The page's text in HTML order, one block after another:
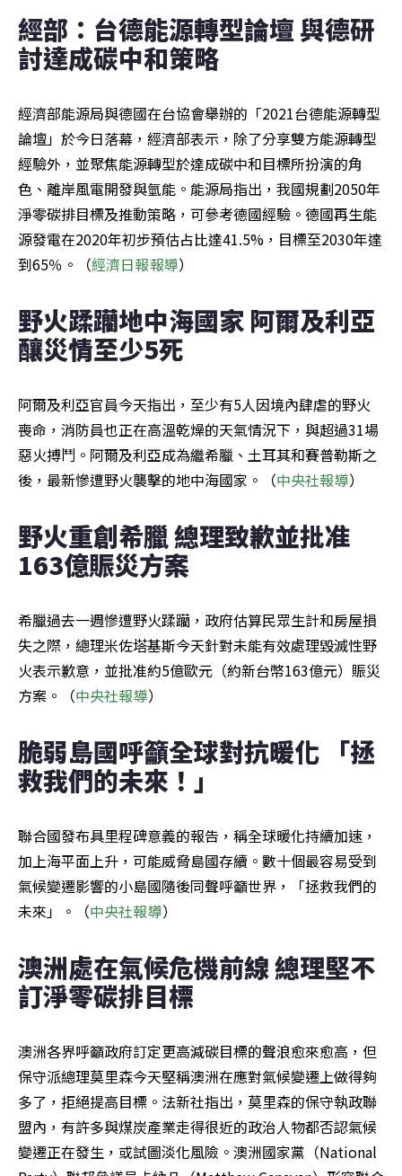
經部：台德能源轉型論壇 與德研
討達成碳中和策略
經濟部能源局與德國在台協會舉辦的「2021台德能源轉型
論壇」於今日落幕，經濟部表示，除了分享雙方能源轉型
經驗外，並聚焦能源轉型於達成碳中和目標所扮演的角
色、離岸風電開發與氫能。能源局指出，我國規劃2050年
淨零碳排目標及推動策略，可參考德國經驗。德國再生能
源發電在2020年初步預估占比達41.5%，目標至2030年達
到65％。（經濟日報報導）
野火蹂躪地中海國家 阿爾及利亞
釀災情至少5死
阿爾及利亞官員今天指出，至少有5人因境內肆虐的野火
喪命，消防員也正在高溫乾燥的天氣情況下，與超過31場
惡火搏鬥。阿爾及利亞成為繼希臘、土耳其和賽普勒斯之
後，最新慘遭野火襲擊的地中海國家。（中央社報導）
野火重創希臘 總理致歉並批准
163億賑災方案
希臘過去一週慘遭野火蹂躪，政府估算民眾生計和房屋損
失之際，總理米佐塔基斯今天針對未能有效處理毀滅性野
火表示歉意，並批准約5億歐元（約新台幣163億元）賑災
方案。（中央社報導）
脆弱島國呼籲全球對抗暖化 「拯
救我們的未來！」
聯合國發布具里程碑意義的報告，稱全球暖化持續加速，
加上海平面上升，可能威脅島國存續。數十個最容易受到
氣候變遷影響的小島國隨後同聲呼籲世界，「拯救我們的
未來」。（中央社報導）
澳洲處在氣候危機前線 總理堅不
訂淨零碳排目標
澳洲各界呼籲政府訂定更高減碳目標的聲浪愈來愈高，但
保守派總理莫里森今天堅稱澳洲在應對氣候變遷上做得夠
多了，拒絕提高目標。法新社指出，莫里森的保守執政聯
盟內，有許多與煤炭產業走得很近的政治人物都否認氣候
變遷正在發生，或試圖淡化風險。澳洲國家黨（National